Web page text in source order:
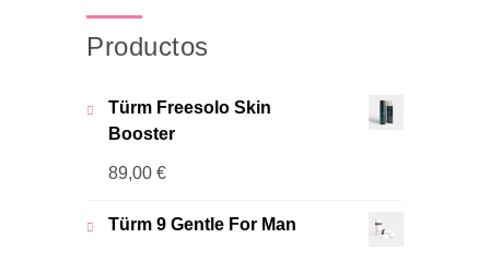
Productos
Türm Freesolo Skin
Booster
89,00 €
Türm 9 Gentle For Man